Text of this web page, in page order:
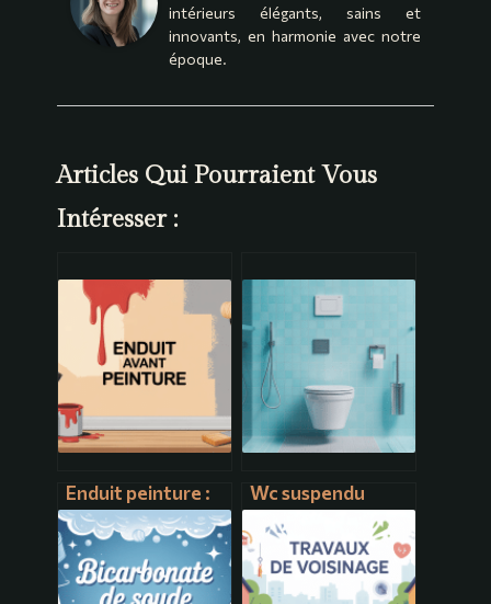
intérieurs élégants, sains et
innovants, en harmonie avec notre
époque.
Articles Qui Pourraient Vous
Intéresser :
Enduit peinture :
bien préparer ses
murs pour un
résultat
impeccable
Wc suspendu
geberit : le guide
complet pour bien
choisir et installer